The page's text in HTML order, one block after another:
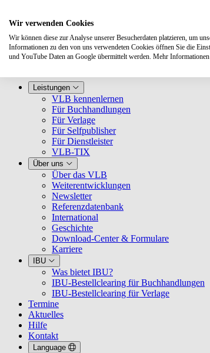
Leistungen
VLB kennenlernen
Für Buchhandlungen
Für Verlage
Für Selfpublisher
Für Dienstleister
VLB-TIX
Über uns
Über das VLB
Weiterentwicklungen
Newsletter
Referenzdatenbank
International
Geschichte
Download-Center & Formulare
Karriere
IBU
Was bietet IBU?
IBU-Bestellclearing für Buchhandlungen
IBU-Bestellclearing für Verlage
Termine
Aktuelles
Hilfe
Kontakt
Language
Wir verwenden Cookies
Wir können diese zur Analyse unserer Besucherdaten platzieren, um
Informationen zu den von uns verwendeten Cookies öffnen Sie die
und YouTube Daten an Google übermittelt werden. Mehr